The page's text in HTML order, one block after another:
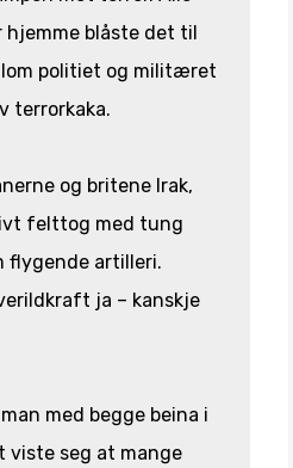
blåste det til
politiet og militæret
terrorkaka.
og britene Irak,
felttog med tung
flygende artilleri.
ja – kanskje
med begge beina i
viste seg at mange